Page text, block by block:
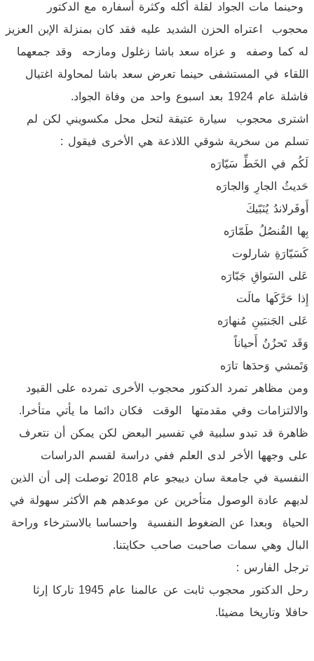
وحينما مات الجواد لقلة أكله وكثرة أسفاره مع الدكتور
محجوب اعتراه الحزن الشديد عليه فقد كان بمنزلة الإبن العزيز
له كما وصفه و عزاه سعد باشا زغلول ومازحه وقد جمعهما
اللقاء في المستشفى حينما تعرض سعد باشا لمحاولة اغتيال
فاشلة عام 1924 بعد اسبوع واحد من وفاة الجواد.
اشترى محجوب سيارة عتيقة لتحل محل مكسويني لكن لم
تسلم من سخرية شوقي اللاذعة هي الأخرى فيقول :
لَكُم في الخَطِّ سَيّارَه
حَديثُ الجارِ وَالجارَه
أَوفَرلاندُ يُنَبّيكَ
بِها القُنصُلُ طَمّارَه
كَسَيّارَةِ شارلوت
عَلى السَواقِ جَبّارَه
إِذا حَرَّكَها مالَت
عَلى الجَنبَينِ مُنهارَه
وَقَد تَحزُنُ أَحياناً
وَتَمشي وَحدَها تارَه
ومن مظاهر تمرد الدكتور محجوب الأخرى تمرده على القيود
والالتزامات وفي مقدمتها الوقت فكان دائما ما يأتي متأخرا.
ظاهرة قد تبدو سلبية في تفسير البعض لكن يمكن أن نتعرف
على وجهها الأخر لدى العلم ففي دراسة لقسم الدراسات
النفسية في جامعة سان دييجو عام 2018 توصلت إلى أن الذين
لديهم عادة الوصول متأخرين عن موعدهم هم الأكثر سهولة في
الحياة وبعدا عن الضغوط النفسية واحساسا بالاسترخاء وراحة
البال وهي سمات صاحبت صاحب حكايتنا.
ترجل الفارس :
رحل الدكتور محجوب ثابت عن عالمنا عام 1945 تاركا إرثا
حافلا وتاريخا مضيئا.